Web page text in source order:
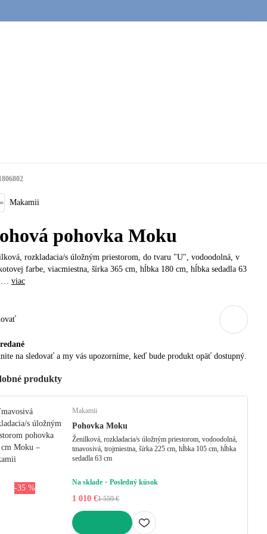
Makamii
pohovka Moku
rozkladacia/s úložným priestorom, do tvaru "U", vodoodolná, v
farbe, viacmiestna, šírka 365 cm, hĺbka 180 cm, hĺbka sedadla 63
… viac
na sledovať a my vás upozorníme, keď bude produkt opäť dostupný.
produkty
-35 %
Makamii
Pohovka Moku
Ženilková, rozkladacia/s úložným priestorom, vodoodolná,
tmavosivá, trojmiestna, šírka 225 cm, hĺbka 105 cm, hĺbka
sedadla 63 cm
Na sklade Posledný kúsok
1 010 €1 559 €